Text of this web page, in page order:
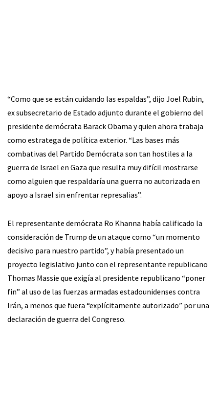
“Como que se están cuidando las espaldas”, dijo Joel Rubin,
ex subsecretario de Estado adjunto durante el gobierno del
presidente demócrata Barack Obama y quien ahora trabaja
como estratega de política exterior. “Las bases más
combativas del Partido Demócrata son tan hostiles a la
guerra de Israel en Gaza que resulta muy difícil mostrarse
como alguien que respaldaría una guerra no autorizada en
apoyo a Israel sin enfrentar represalias”.
El representante demócrata Ro Khanna había calificado la
consideración de Trump de un ataque como “un momento
decisivo para nuestro partido”, y había presentado un
proyecto legislativo junto con el representante republicano
Thomas Massie que exigía al presidente republicano “poner
fin” al uso de las fuerzas armadas estadounidenses contra
Irán, a menos que fuera “explícitamente autorizado” por una
declaración de guerra del Congreso.